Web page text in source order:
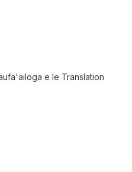
e le Translation